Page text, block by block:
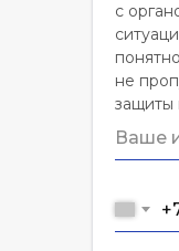
с
не
защиты